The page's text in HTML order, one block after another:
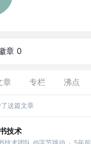
章 0
章 专栏 沸点
这篇文章
技术
技术团队 @字节跳动 5年前